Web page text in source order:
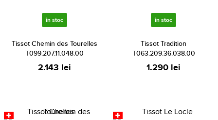
în stoc
Tissot Chemin des Tourelles
T099.207.11.048.00
2.143 lei
în stoc
Tissot Tradition
T063.209.36.038.00
1.290 lei